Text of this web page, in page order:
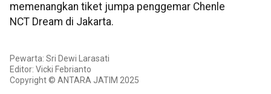
memenangkan tiket jumpa penggemar Chenle
NCT Dream di Jakarta.
Pewarta: Sri Dewi Larasati
Editor: Vicki Febrianto
Copyright © ANTARA JATIM 2025